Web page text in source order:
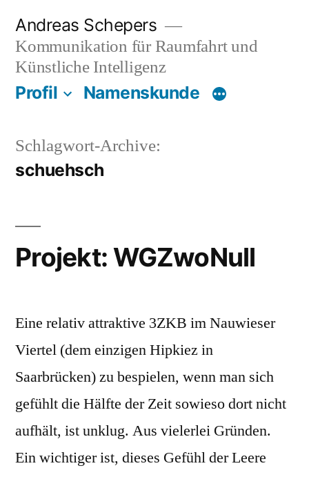
Inhalt
springen
Andreas Schepers
Kommunikation für Raumfahrt und
Künstliche Intelligenz
Profil Namenskunde
Schlagwort-Archive:
schuehsch
Projekt: WGZwoNull
Eine relativ attraktive 3ZKB im Nauwieser
Viertel (dem einzigen Hipkiez in
Saarbrücken) zu bespielen, wenn man sich
gefühlt die Hälfte der Zeit sowieso dort nicht
aufhält, ist unklug. Aus vielerlei Gründen.
Ein wichtiger ist, dieses Gefühl der Leere